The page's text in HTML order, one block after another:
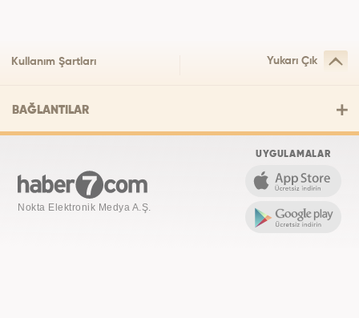
Kullanım Şartları Yukarı Çık
BAĞLANTILAR
Nokta Elektronik Medya A.Ş.
UYGULAMALAR